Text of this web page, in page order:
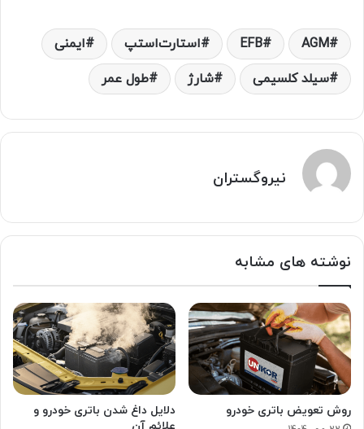
AGM
EFB استارت‌استپ
ایمنی
سیلد کلسیمی
شارژ طول عمر
نیروگستران
نوشته های مشابه
روش تعویض باتری خودرو
دلایل داغ شدن باتری خودرو و